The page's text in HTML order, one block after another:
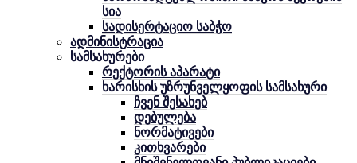
სია
სადისერტაციო საბჭო
ადმინისტრაცია
სამსახურები
რექტორის აპარატი
ხარისხის უზრუნველყოფის სამსახური
ჩვენ შესახებ
დებულება
ნორმატივები
კითხვარები